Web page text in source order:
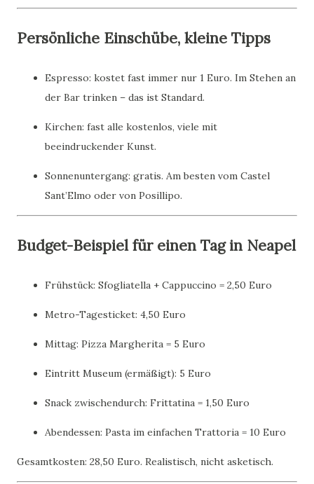
Persönliche Einschübe, kleine Tipps
Espresso: kostet fast immer nur 1 Euro. Im Stehen an
der Bar trinken – das ist Standard.
Kirchen: fast alle kostenlos, viele mit
beeindruckender Kunst.
Sonnenuntergang: gratis. Am besten vom Castel
Sant’Elmo oder von Posillipo.
Budget-Beispiel für einen Tag in Neapel
Frühstück: Sfogliatella + Cappuccino = 2,50 Euro
Metro-Tagesticket: 4,50 Euro
Mittag: Pizza Margherita = 5 Euro
Eintritt Museum (ermäßigt): 5 Euro
Snack zwischendurch: Frittatina = 1,50 Euro
Abendessen: Pasta im einfachen Trattoria = 10 Euro
Gesamtkosten: 28,50 Euro. Realistisch, nicht asketisch.